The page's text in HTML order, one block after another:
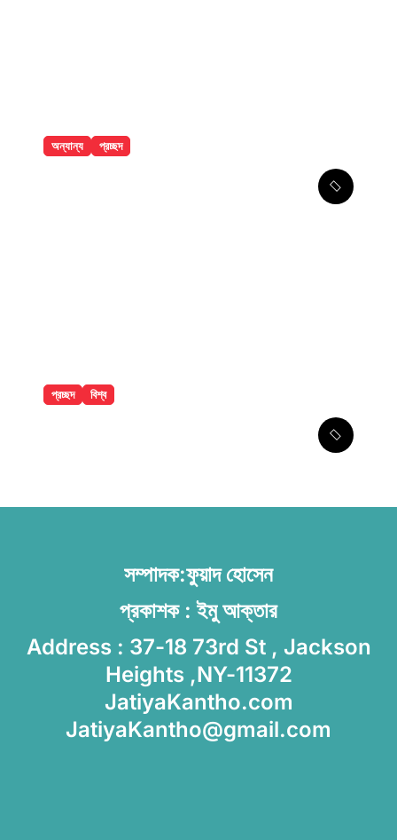
অন্যান্য প্রচ্ছদ
প্রচ্ছদ বিশ্ব
সম্পাদক:ফুয়াদ হোসেন
প্রকাশক : ইমু আক্তার
Address : 37-18 73rd St , Jackson
Heights ,NY-11372
JatiyaKantho.com
JatiyaKantho@gmail.com